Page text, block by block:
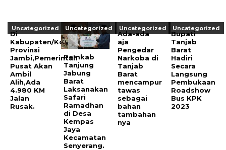
Uncategorized
Di
Kabupaten/Kota
Provinsi
Jambi,Pemerintah
Pusat Akan
Ambil
Alih,Ada
4.980 KM
Jalan
Rusak.
Uncategorized
Pemkab
Tanjung
Jabung
Barat
Laksanakan
Safari
Ramadhan
di Desa
Kempas
Jaya
Kecamatan
Senyerang.
Uncategorized
Ada-ada
aja
Pengedar
Narkoba di
Tanjab
Barat
mencampur
tawas
sebagai
bahan
tambahan
nya
Uncategorized
Bupati
Tanjab
Barat
Hadiri
Secara
Langsung
Pembukaan
Roadshow
Bus KPK
2023